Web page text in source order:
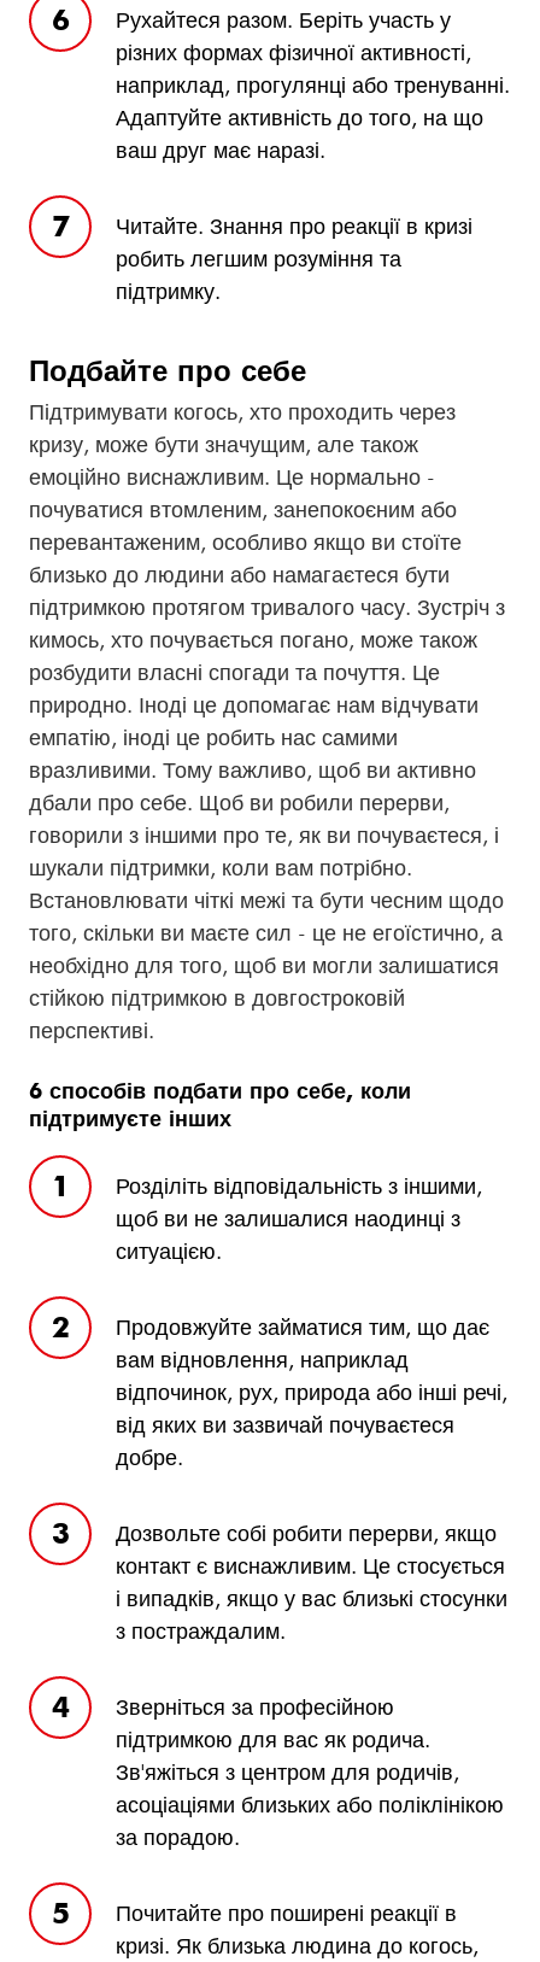
Рухайтеся разом. Беріть участь у
різних формах фізичної активності,
наприклад, прогулянці або тренуванні.
Адаптуйте активність до того, на що
ваш друг має наразі.
Читайте. Знання про реакції в кризі
робить легшим розуміння та
підтримку.
Подбайте про себе
Підтримувати когось, хто проходить через
кризу, може бути значущим, але також
емоційно виснажливим. Це нормально -
почуватися втомленим, занепокоєним або
перевантаженим, особливо якщо ви стоїте
близько до людини або намагаєтеся бути
підтримкою протягом тривалого часу. Зустріч з
кимось, хто почувається погано, може також
розбудити власні спогади та почуття. Це
природно. Іноді це допомагає нам відчувати
емпатію, іноді це робить нас самими
вразливими. Тому важливо, щоб ви активно
дбали про себе. Щоб ви робили перерви,
говорили з іншими про те, як ви почуваєтеся, і
шукали підтримки, коли вам потрібно.
Встановлювати чіткі межі та бути чесним щодо
того, скільки ви маєте сил - це не егоїстично, а
необхідно для того, щоб ви могли залишатися
стійкою підтримкою в довгостроковій
перспективі.
6 способів подбати про себе, коли
підтримуєте інших
Розділіть відповідальність з іншими,
щоб ви не залишалися наодинці з
ситуацією.
Продовжуйте займатися тим, що дає
вам відновлення, наприклад
відпочинок, рух, природа або інші речі,
від яких ви зазвичай почуваєтеся
добре.
Дозвольте собі робити перерви, якщо
контакт є виснажливим. Це стосується
і випадків, якщо у вас близькі стосунки
з постраждалим.
Зверніться за професійною
підтримкою для вас як родича.
Зв'яжіться з центром для родичів,
асоціаціями близьких або поліклінікою
за порадою.
Почитайте про поширені реакції в
кризі. Як близька людина до когось,